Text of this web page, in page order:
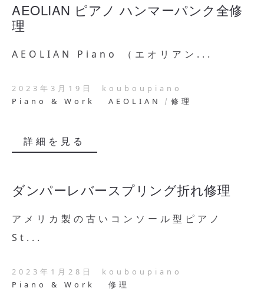
AEOLIAN ピアノ ハンマーパンク全修
理
AEOLIAN Piano （エオリアン...
2023年3月19日
kouboupiano
Piano & Work
AEOLIAN 修理
詳細を見る
ダンパーレバースプリング折れ修理
アメリカ製の古いコンソール型ピアノ
St...
2023年1月28日
kouboupiano
Piano & Work
修理